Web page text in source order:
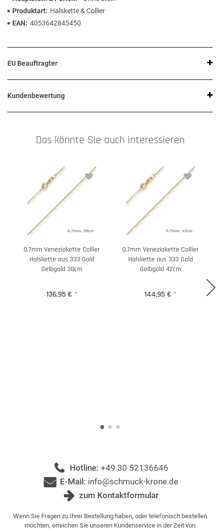
Produktart
Halskette & Collier
EAN
4053642845450
EU Beauftragter
Kundenbewertung
Das könnte Sie auch interessieren
0,7mm Veneziakette Collier
Halskette aus 333 Gold
Gelbgold 38cm
136,95 € *
0,7mm Veneziakette Collier
Halskette aus 333 Gold
Gelbgold 42cm
144,95 € *
Hotline: +49 30 52136646
E-Mail: info@schmuck-krone.de
zum Kontaktformular
Wenn Sie Fragen zu Ihrer Bestellung haben, oder telefonisch bestellen
möchten, erreichen Sie unseren Kundenservice in der Zeit von